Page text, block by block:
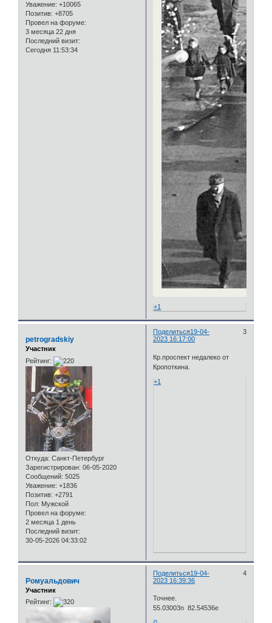
Уважение: +10065
Позитив: +8705
Провел на форуме:
3 месяца 22 дня
Последний визит:
Сегодня 11:53:34
+1
Поделиться 3
19-04-
2023 16:17:00
petrogradskiy
Участник
Рейтинг:
Откуда: Санкт-Петербург
Зарегистрирован: 06-05-2020
Сообщений: 5025
Уважение: +1836
Позитив: +2791
Пол: Мужской
Провел на форуме:
2 месяца 1 день
Последний визит:
30-05-2026 04:33:02
Кр.проспект недалеко от
Кропоткина.
+1
Поделиться 4
19-04-
2023 16:39:36
Ромуальдович
Участник
Рейтинг:
Точнее.
55.03003n 82.54536e